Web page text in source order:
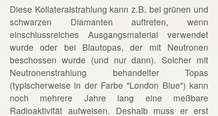
Diese Kollateralstrahlung kann z.B. bei grünen und
schwarzen Diamanten auftreten, wenn
einschlussreiches Ausgangsmaterial verwendet
wurde oder bei Blautopas, der mit Neutronen
beschossen wurde (und nur dann). Solcher mit
Neutronenstrahlung behandelter Topas
(typischerweise in der Farbe "London Blue") kann
noch mehrere Jahre lang eine meßbare
Radioaktivität aufweisen. Deshalb muss er erst